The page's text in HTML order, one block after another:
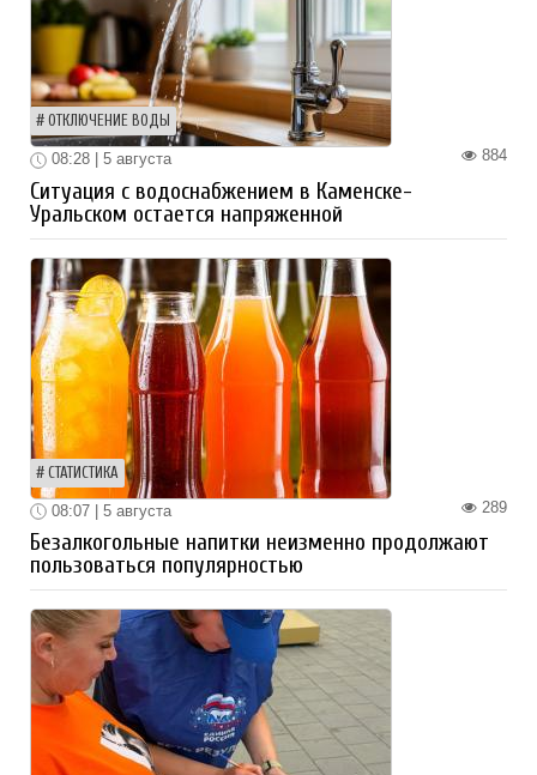
ОТКЛЮЧЕНИЕ ВОДЫ
884
08:28 | 5 августа
Ситуация с водоснабжением в Каменске-
Уральском остается напряженной
СТАТИСТИКА
289
08:07 | 5 августа
Безалкогольные напитки неизменно продолжают
пользоваться популярностью